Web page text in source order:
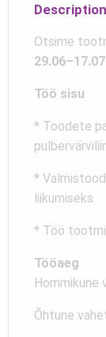
Description
Otsime
Töö sisu
* Toodete
*
liikumiseks
* Töö
Tööaeg
Hommikune
Õhtune